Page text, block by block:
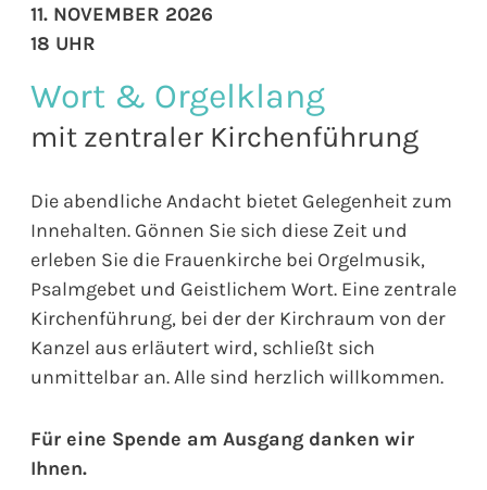
Wort & Orgelklang
mit zentraler Kirchenführung
Die abendliche Andacht bietet Gelegenheit zum
Innehalten. Gönnen Sie sich diese Zeit und
erleben Sie die Frauenkirche bei Orgelmusik,
Psalmgebet und Geistlichem Wort. Eine zentrale
Kirchenführung, bei der der Kirchraum von der
Kanzel aus erläutert wird, schließt sich
unmittelbar an. Alle sind herzlich willkommen.
Für eine Spende am Ausgang danken wir
Ihnen.
11. NOVEMBER 2026
18 UHR